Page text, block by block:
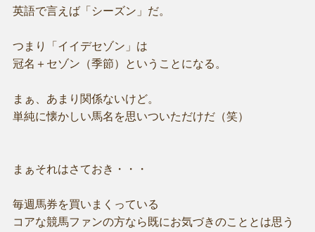
英語で言えば「シーズン」だ。
つまり「イイデセゾン」は
冠名＋セゾン（季節）ということになる。
まぁ、あまり関係ないけど。
単純に懐かしい馬名を思いついただけだ（笑）
まぁそれはさておき・・・
毎週馬券を買いまくっている
コアな競馬ファンの方なら既にお気づきのこととは思う